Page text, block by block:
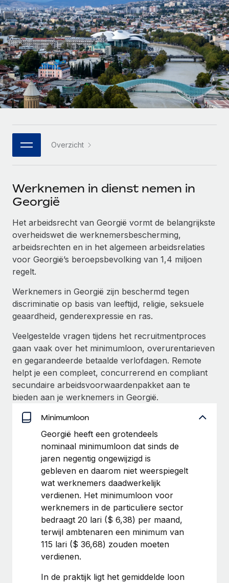
Zzp'ers internationaal onboarden en beheren
PEO
Ingewikkelde HR-taken eenvoudig uitbesteden
INFRASTRUCTUUR
Remote Embedded
HR naadloos in workflows integreren
Ingebouwde essentiële HR-functies voor je team
AI-tools koppelen aan Remote met onze MCP
Integraties
Processen stroomlijnen met essentiële zakelijke tools
DIENSTEN
Vraag een expert
Krijg hulp van global HR- en juridische experts
Achtergrondonderzoek
Vereenvoudig het screeningsproces van
Compliance Watchtower
Blijf compliance-risico's voor
Apparaatbeheer
Lever en track wereldwijd IT-middelen
Entiteiten oprichten
Stel snel compliant entiteiten op
Mobiliteit en overplaatsing
Plaats werknemers moeiteloos over
Secundaire arbeidsvoorwaarden
Eenvoudig secundaire arbeidsvoorwaarden
beheren
GROEIFASE
Start-ups
Flexibele global HR en payroll solutions voor groeiende
bedrijven
Mid-market
Teams uitbreiden met HR solutions op maat
Enterprise
Global HR voor grote bedrijven
Strategische technologiepartners
Integreer global HR flexibel in je platform
Een partner worden
Ontdek hoe je met ons kunt samenwerken
Remote Build
Binnenkort beschikbaar
Integraties en advies over AI-automatiseringen
CASESTUDY'S
Hoe AI-pionier Weaviate zijn team met 120%
liet groeien met Remote
Weaviate in één oogopslag Weaviate bouwt open source,
AI-first infrastructuur. De missie van het...
Meer informatie
Reverse Tech's strategische samenwerking
payroll
Reverse Tech in een oogopslag Reverse Tech, een start-
up op het gebied van gezondheid en welzijn,...
Meer informatie
Betalingscalculator voor zzp'ers
Ontdek valuta-opties en betaalsnelheden voor
internationale zzp'ers
LEREN MET REMOTE
Onderzoek en gidsen
Casestudy's
HR-woordenlijst
Checklists en templates
Bibliotheek met functiebeschrijvingen
Webinars
Evenementen
Newsroom
Inzicht in salaris en talent
Inzichtencentrum
Support
Alle bronnen bekijken
BLOG
Global Payroll
EOR en PEO
Contractor Management
Belastingen
Naar de blog
Productupdates van Remote: Gusto- en Xero-
integraties en Contractor Management Plus
Het blijft de missie van Remote om alle soorten bedrijven
te helpen bij het aannemen, beheren en...
Nederlands
Français
Deutsch
Español
Português (Portugal)
日本語
한국어
Inloggen
Overzicht
Werknemen in dienst nemen in
Georgië
Het arbeidsrecht van Georgië vormt de belangrijkste
overheidswet die werknemersbescherming,
arbeidsrechten en in het algemeen arbeidsrelaties
voor Georgië’s beroepsbevolking van 1,4 miljoen
regelt.
Werknemers in Georgië zijn beschermd tegen
discriminatie op basis van leeftijd, religie, seksuele
geaardheid, genderexpressie en ras.
Veelgestelde vragen tijdens het recruitmentproces
gaan vaak over het minimumloon, overurentarieven
en gegarandeerde betaalde verlofdagen. Remote
helpt je een compleet, concurrerend en compliant
secundaire arbeidsvoorwaardenpakket aan te
bieden aan je werknemers in Georgië.
Minimumloon
Georgië heeft een grotendeels
nominaal minimumloon dat sinds de
jaren negentig ongewijzigd is
gebleven en daarom niet weerspiegelt
wat werknemers daadwerkelijk
verdienen. Het minimumloon voor
werknemers in de particuliere sector
bedraagt 20 lari ($ 6,38) per maand,
terwijl ambtenaren een minimum van
115 lari ($ 36,68) zouden moeten
verdienen.
In de praktijk ligt het gemiddelde loon